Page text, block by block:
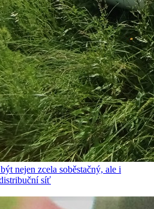
nejen zcela soběstačný, ale i
síť